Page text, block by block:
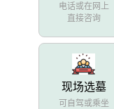
电话或在网上
直接咨询
现场选墓
可自驾或乘坐